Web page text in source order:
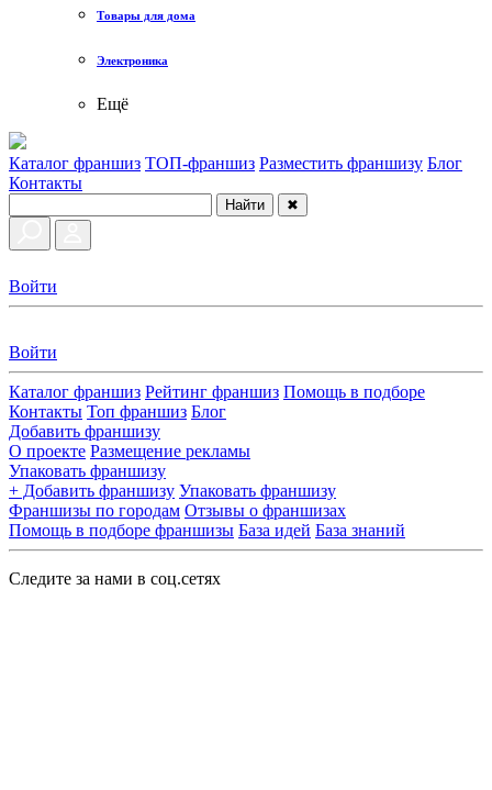
Товары для дома
Электроника
Ещё
Каталог франшиз ТОП-франшиз Разместить франшизу Блог
Контакты
Найти ✖
Войти
Войти
Каталог франшиз Рейтинг франшиз Помощь в подборе
Контакты Топ франшиз Блог
Добавить франшизу
О проекте Размещение рекламы
Упаковать франшизу
+ Добавить франшизу Упаковать франшизу
Франшизы по городам Отзывы о франшизах
Помощь в подборе франшизы База идей База знаний
Следите за нами в соц.сетях